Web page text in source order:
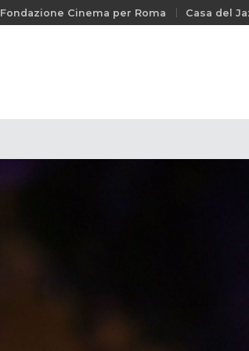
Fondazione Cinema per Roma Casa del